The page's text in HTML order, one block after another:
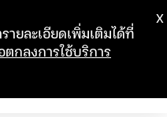
ยละเอียดเพิ่มเติมได้ที่
ตกลงการใช้บริการ
X